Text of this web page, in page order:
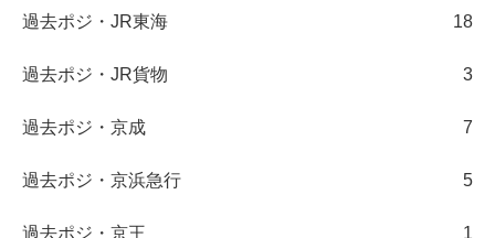
過去ポジ・JR東海 18
過去ポジ・JR貨物 3
過去ポジ・京成 7
過去ポジ・京浜急行 5
過去ポジ・京王 1